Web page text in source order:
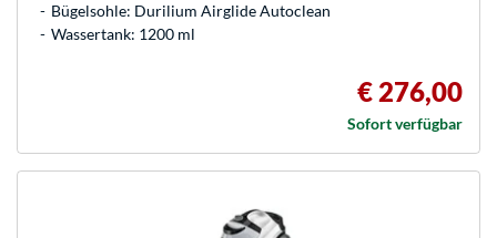
Bügelsohle: Durilium Airglide Autoclean
Wassertank: 1200 ml
€ 276,00
Sofort verfügbar